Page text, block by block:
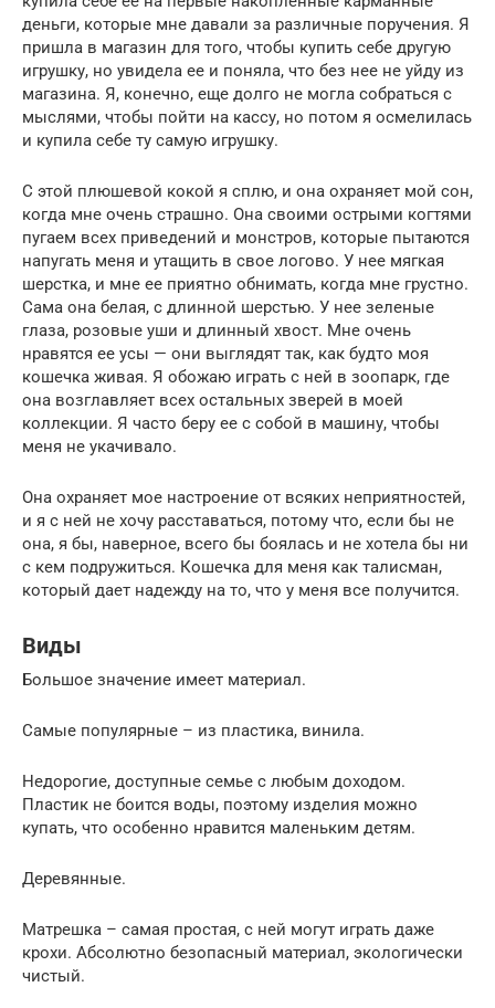
деньги, которые мне давали за различные поручения. Я
пришла в магазин для того, чтобы купить себе другую
игрушку, но увидела ее и поняла, что без нее не уйду из
магазина. Я, конечно, еще долго не могла собраться с
мыслями, чтобы пойти на кассу, но потом я осмелилась
и купила себе ту самую игрушку.
С этой плюшевой кокой я сплю, и она охраняет мой сон,
когда мне очень страшно. Она своими острыми когтями
пугаем всех приведений и монстров, которые пытаются
напугать меня и утащить в свое логово. У нее мягкая
шерстка, и мне ее приятно обнимать, когда мне грустно.
Сама она белая, с длинной шерстью. У нее зеленые
глаза, розовые уши и длинный хвост. Мне очень
нравятся ее усы — они выглядят так, как будто моя
кошечка живая. Я обожаю играть с ней в зоопарк, где
она возглавляет всех остальных зверей в моей
коллекции. Я часто беру ее с собой в машину, чтобы
меня не укачивало.
Она охраняет мое настроение от всяких неприятностей,
и я с ней не хочу расставаться, потому что, если бы не
она, я бы, наверное, всего бы боялась и не хотела бы ни
с кем подружиться. Кошечка для меня как талисман,
который дает надежду на то, что у меня все получится.
Виды
Большое значение имеет материал.
Самые популярные – из пластика, винила.
Недорогие, доступные семье с любым доходом.
Пластик не боится воды, поэтому изделия можно
купать, что особенно нравится маленьким детям.
Деревянные.
Матрешка – самая простая, с ней могут играть даже
крохи. Абсолютно безопасный материал, экологически
чистый.